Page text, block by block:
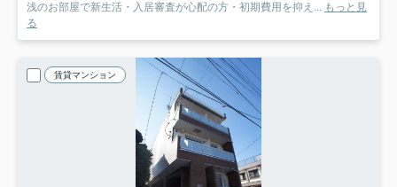
浅のお部屋で新生活・入居審査が心配の方・初期費用を抑え... もっと見
る
賃貸マンション